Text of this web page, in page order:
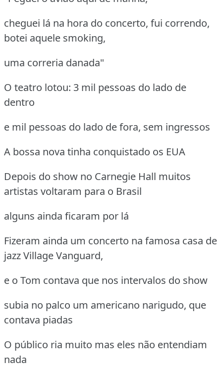
cheguei lá na hora do concerto, fui correndo,
botei aquele smoking,
uma correria danada"
O teatro lotou: 3 mil pessoas do lado de
dentro
e mil pessoas do lado de fora, sem ingressos
A bossa nova tinha conquistado os EUA
Depois do show no Carnegie Hall muitos
artistas voltaram para o Brasil
alguns ainda ficaram por lá
Fizeram ainda um concerto na famosa casa de
jazz Village Vanguard,
e o Tom contava que nos intervalos do show
subia no palco um americano narigudo, que
contava piadas
O público ria muito mas eles não entendiam
nada